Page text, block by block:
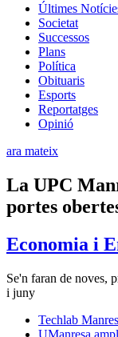
Últimes
Societat
Successos
Plans
Política
Obituaris
Esports
Reportatges
Opinió
ara mateix
La UPC
portes
Economia i
Se'n faran de noves,
i juny
Techlab
UManresa